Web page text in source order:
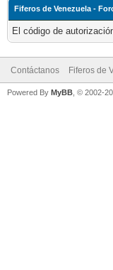
Fiferos de Venezuela -
El código de
Contáctanos Fiferos de
Powered By MyBB , © 2002-